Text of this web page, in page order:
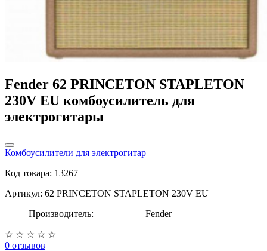
Fender 62 PRINCETON STAPLETON
230V EU комбоусилитель для
электрогитары
Комбоусилители для электрогитар
Код товара: 13267
Артикул: 62 PRINCETON STAPLETON 230V EU
Производитель:
Fender
☆ ☆ ☆ ☆ ☆
0 отзывов